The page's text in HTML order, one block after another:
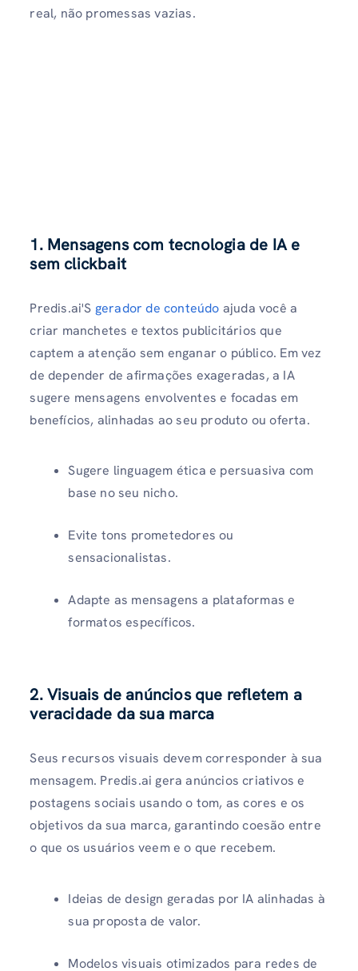
real, não promessas vazias.
1. Mensagens com tecnologia de IA e
sem clickbait
Predis.ai'S gerador de conteúdo ajuda você a
criar manchetes e textos publicitários que
captem a atenção sem enganar o público. Em vez
de depender de afirmações exageradas, a IA
sugere mensagens envolventes e focadas em
benefícios, alinhadas ao seu produto ou oferta.
Sugere linguagem ética e persuasiva com
base no seu nicho.
Evite tons prometedores ou
sensacionalistas.
Adapte as mensagens a plataformas e
formatos específicos.
2. Visuais de anúncios que refletem a
veracidade da sua marca
Seus recursos visuais devem corresponder à sua
mensagem. Predis.ai gera anúncios criativos e
postagens sociais usando o tom, as cores e os
objetivos da sua marca, garantindo coesão entre
o que os usuários veem e o que recebem.
Ideias de design geradas por IA alinhadas à
sua proposta de valor.
Modelos visuais otimizados para redes de